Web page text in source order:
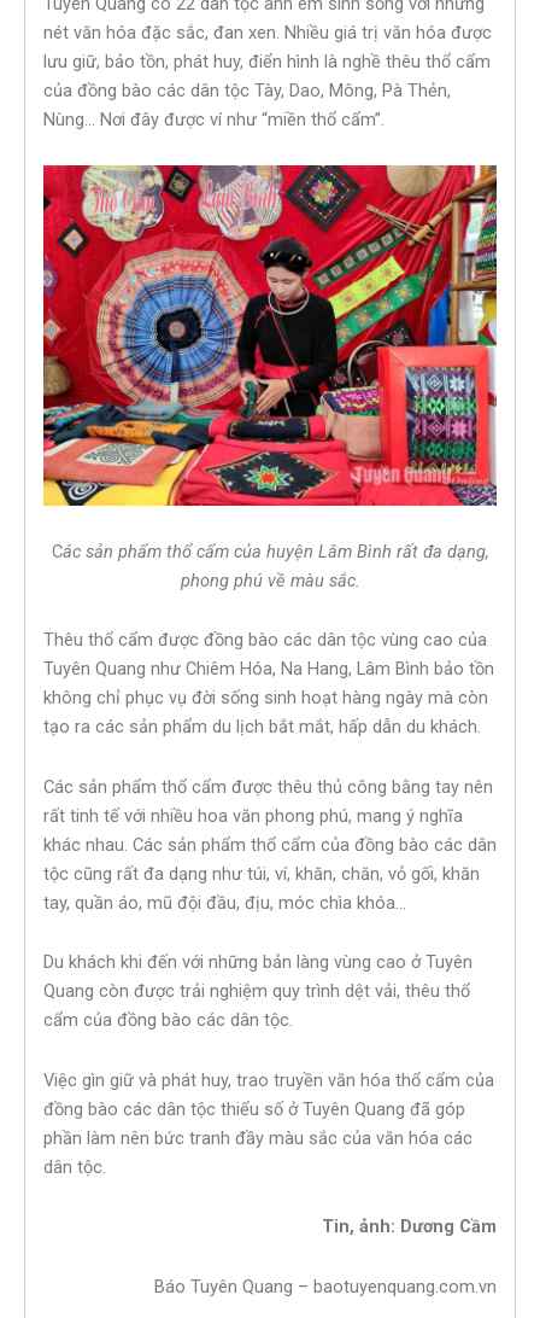
nét văn hóa đặc sắc, đan xen. Nhiều giá trị văn hóa được
lưu giữ, bảo tồn, phát huy, điển hình là nghề thêu thổ cẩm
của đồng bào các dân tộc Tày, Dao, Mông, Pà Thẻn,
Nùng… Nơi đây được ví như “miền thổ cẩm”.
Các sản phẩm thổ cẩm của huyện Lâm Bình rất đa dạng,
phong phú về màu sắc.
Thêu thổ cẩm được đồng bào các dân tộc vùng cao của
Tuyên Quang như Chiêm Hóa, Na Hang, Lâm Bình bảo tồn
không chỉ phục vụ đời sống sinh hoạt hàng ngày mà còn
tạo ra các sản phẩm du lịch bắt mắt, hấp dẫn du khách.
Các sản phẩm thổ cẩm được thêu thủ công bằng tay nên
rất tinh tế với nhiều hoa văn phong phú, mang ý nghĩa
khác nhau. Các sản phẩm thổ cẩm của đồng bào các dân
tộc cũng rất đa dạng như túi, ví, khăn, chăn, vỏ gối, khăn
tay, quần áo, mũ đội đầu, địu, móc chìa khóa…
Du khách khi đến với những bản làng vùng cao ở Tuyên
Quang còn được trải nghiệm quy trình dệt vải, thêu thổ
cẩm của đồng bào các dân tộc.
Việc gìn giữ và phát huy, trao truyền văn hóa thổ cẩm của
đồng bào các dân tộc thiểu số ở Tuyên Quang đã góp
phần làm nên bức tranh đầy màu sắc của văn hóa các
dân tộc.
Tin, ảnh: Dương Cầm
Báo Tuyên Quang – baotuyenquang.com.vn